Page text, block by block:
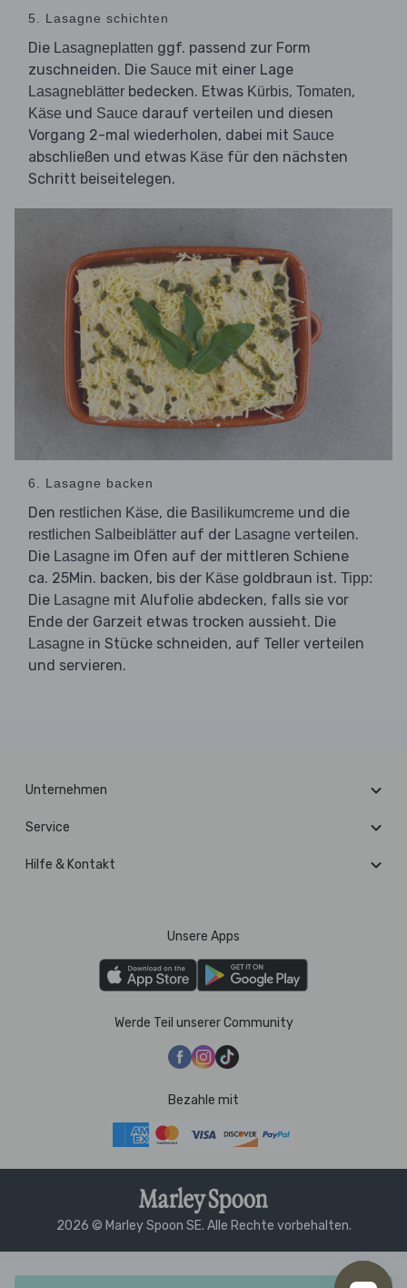
5. Lasagne schichten
Die Lasagneplatten ggf. passend zur Form
zuschneiden. Die Sauce mit einer Lage
Lasagneblätter bedecken. Etwas Kürbis, Tomaten,
Käse und Sauce darauf verteilen und diesen
Vorgang 2-mal wiederholen, dabei mit Sauce
abschließen und etwas Käse für den nächsten
Schritt beiseitelegen.
6. Lasagne backen
Den restlichen Käse, die Basilikumcreme und die
restlichen Salbeiblätter auf der Lasagne verteilen.
Die Lasagne im Ofen auf der mittleren Schiene
ca. 25Min. backen, bis der Käse goldbraun ist. Tipp:
Die Lasagne mit Alufolie abdecken, falls sie vor
Ende der Garzeit etwas trocken aussieht. Die
Lasagne in Stücke schneiden, auf Teller verteilen
und servieren.
Unternehmen
Service
Hilfe & Kontakt
Unsere Apps
Werde Teil unserer Community
Bezahle mit
2026 © Marley Spoon SE. Alle Rechte vorbehalten.